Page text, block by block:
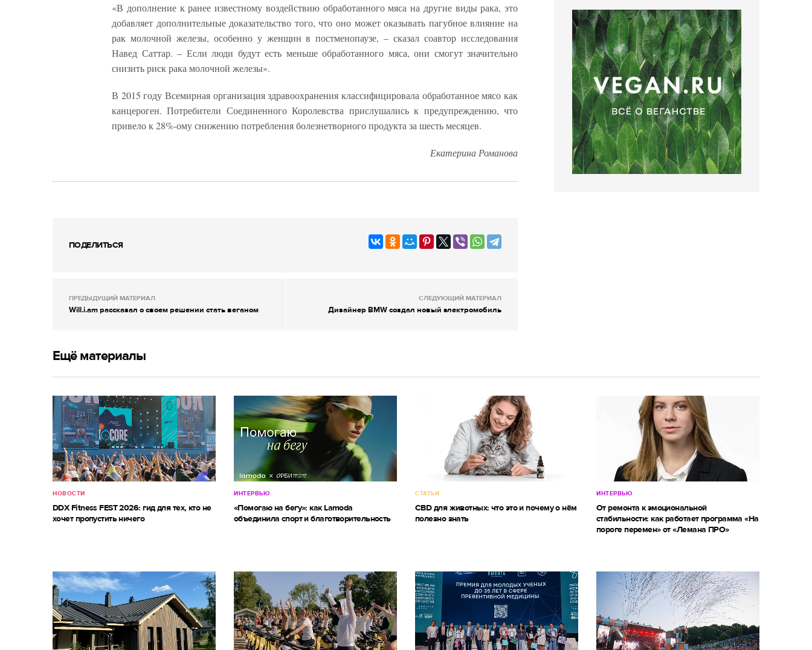
«В дополнение к ранее известному воздействию обработанного мяса на другие виды рака, это
добавляет дополнительные доказательство того, что оно может оказывать пагубное влияние на
рак молочной железы, особенно у женщин в постменопаузе, – сказал соавтор исследования
Навед Саттар. – Если люди будут есть меньше обработанного мяса, они смогут значительно
снизить риск рака молочной железы».
В 2015 году Всемирная организация здравоохранения классифицировала обработанное мясо как
канцероген. Потребители Соединенного Королевства прислушались к предупреждению, что
привело к 28%-ому снижению потребления болезнетворного продукта за шесть месяцев.
Екатерина Романова
ПОДЕЛИТЬСЯ
ПРЕДЫДУЩИЙ МАТЕРИАЛ
Will.i.am рассказал о своем решении стать веганом
СЛЕДУЮЩИЙ МАТЕРИАЛ
Дизайнер BMW создал новый электромобиль
Ещё материалы
НОВОСТИ
DDX Fitness FEST 2026: гид для тех, кто не
хочет пропустить ничего
ИНТЕРВЬЮ
«Помогаю на бегу»: как Lamoda
объединила спорт и благотворительность
СТАТЬИ
CBD для животных: что это и почему о нём
полезно знать
ИНТЕРВЬЮ
От ремонта к эмоциональной
стабильности: как работает программа «На
пороге перемен» от «Лемана ПРО»